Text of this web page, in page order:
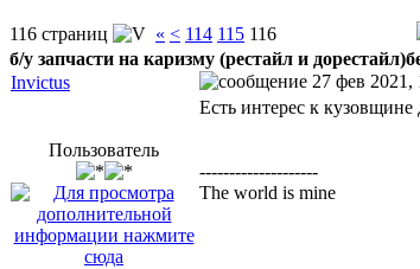
116 страниц « < 114 115 116
б/у запчасти на каризму (рестайл и
Invictus
27 фев 2021,
Пользователь
Есть интерес к кузовщине
--------------------
The world is mine